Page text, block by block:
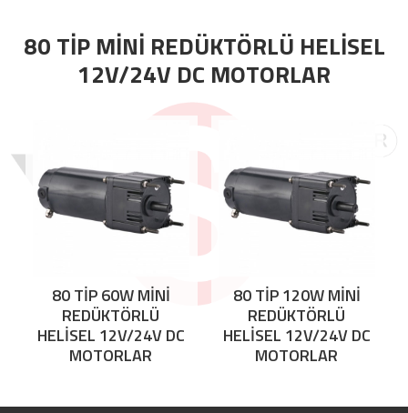
80 TİP MİNİ REDÜKTÖRLÜ HELİSEL
12V/24V DC MOTORLAR
80 TİP 60W MİNİ
REDÜKTÖRLÜ
HELİSEL 12V/24V DC
MOTORLAR
80 TİP 120W MİNİ
REDÜKTÖRLÜ
HELİSEL 12V/24V DC
MOTORLAR